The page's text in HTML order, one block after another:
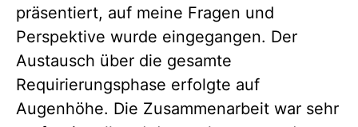
präsentiert, auf meine Fragen und
Perspektive wurde eingegangen. Der
Austausch über die gesamte
Requirierungsphase erfolgte auf
Augenhöhe. Die Zusammenarbeit war sehr